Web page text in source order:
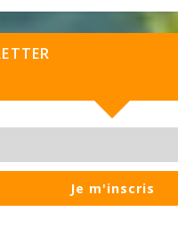
Je m'inscris